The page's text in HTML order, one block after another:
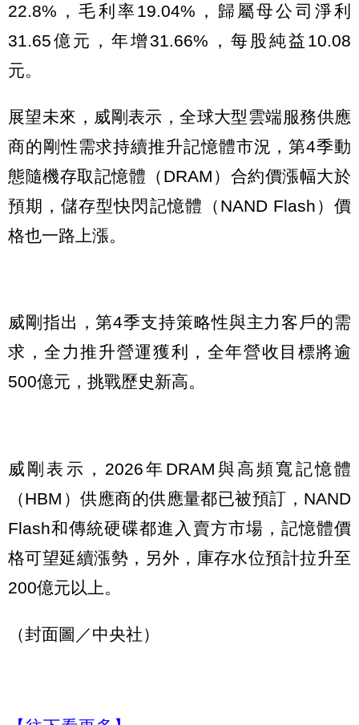
22.8%，毛利率19.04%，歸屬母公司淨利
31.65億元，年增31.66%，每股純益10.08
元。
展望未來，威剛表示，全球大型雲端服務供應
商的剛性需求持續推升記憶體市況，第4季動
態隨機存取記憶體（DRAM）合約價漲幅大於
預期，儲存型快閃記憶體（NAND Flash）價
格也一路上漲。
威剛指出，第4季支持策略性與主力客戶的需
求，全力推升營運獲利，全年營收目標將逾
500億元，挑戰歷史新高。
威剛表示，2026年DRAM與高頻寬記憶體
（HBM）供應商的供應量都已被預訂，NAND
Flash和傳統硬碟都進入賣方市場，記憶體價
格可望延續漲勢，另外，庫存水位預計拉升至
200億元以上。
（封面圖／中央社）